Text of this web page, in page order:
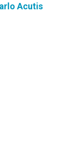
Acutis